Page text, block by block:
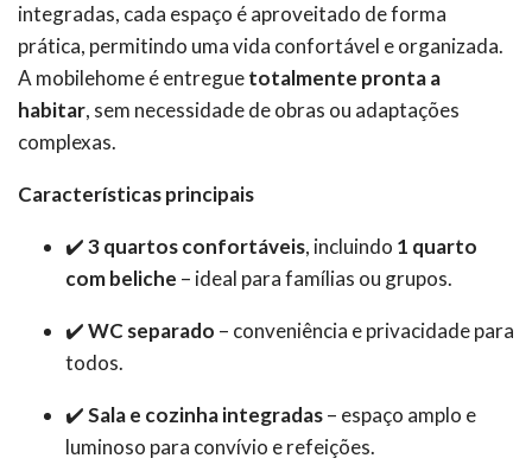
integradas, cada espaço é aproveitado de forma
prática, permitindo uma vida confortável e organizada.
A mobilehome é entreguetotalmente pronta a
habitar, sem necessidade de obras ou adaptações
complexas.
Características principais
✔️3 quartos confortáveis, incluindo 1 quarto
com beliche – ideal para famílias ou grupos.
✔️WC separado – conveniência e privacidade para
todos.
✔️Sala e cozinha integradas– espaço amplo e
luminoso para convívio e refeições.